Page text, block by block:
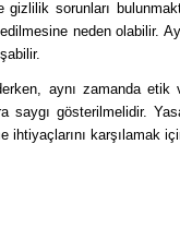
sorunları
neden olabilir.
aynı zamanda
saygı gösterilmelidir.
ihtiyaçlarını karşılamak